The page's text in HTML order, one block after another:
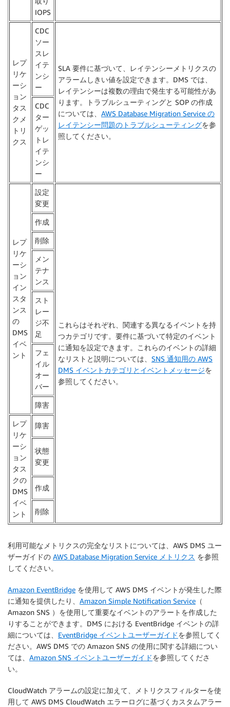
IOPS
レプ
リケ
ーシ
ョン
タス
クメ
トリ
クス
CDC
ソー
スレ
イテ
ンシ
ー
SLA 要件に基づいて、レイテンシーメトリクスの
アラームしきい値を設定できます。DMS では、
レイテンシーは複数の理由で発生する可能性があ
ります。トラブルシューティングと SOP の作成
については、 AWS Database Migration Service の
レイテンシー問題のトラブルシューティングを参
照してください。
CDC
ター
ゲッ
トレ
イテ
ンシ
ー
レプ
リケ
ーシ
ョン
イン
スタ
ンス
の
DMS
イベ
ント
設定
変更
これらはそれぞれ、関連する異なるイベントを持
つカテゴリです。要件に基づいて特定のイベント
に通知を設定できます。これらのイベントの詳細
なリストと説明については、 SNS 通知用の AWS
DMS イベントカテゴリとイベントメッセージを
参照してください。
作成
削除
メン
テナ
ンス
スト
レー
ジ不
足
フェ
イル
オー
バー
障害
レプ
リケ
ーシ
ョン
タス
クの
DMS
イベ
ント
障害
状態
変更
作成
削除
利用可能なメトリクスの完全なリストについては、AWS DMS ユー
ザーガイドの AWS Database Migration Service メトリクス を参照
してください。
Amazon EventBridge を使用して AWS DMS イベントが発生した際
に通知を提供したり、 Amazon Simple Notification Service （
Amazon SNS ）を使用して重要なイベントのアラートを作成した
りすることができます。DMS における EventBridge イベントの詳
細については、 EventBridge イベントユーザーガイドを参照してく
ださい。AWS DMS での Amazon SNS の使用に関する詳細につい
ては、 Amazon SNS イベントユーザーガイドを参照してくださ
い。
CloudWatch アラームの設定に加えて、メトリクスフィルターを使
用して AWS DMS CloudWatch エラーログに基づくカスタムアラー